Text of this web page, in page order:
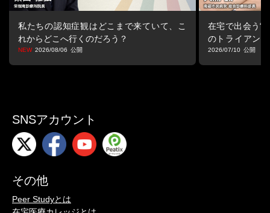
私たちの認知症観はどこまで来ていて、こ
れからどこへ行くのだろう？
2026/08/06
在宅で出会う“
のトライアン
る視点
2026/07/10
SNSアカウント
その他
Peer Studyとは